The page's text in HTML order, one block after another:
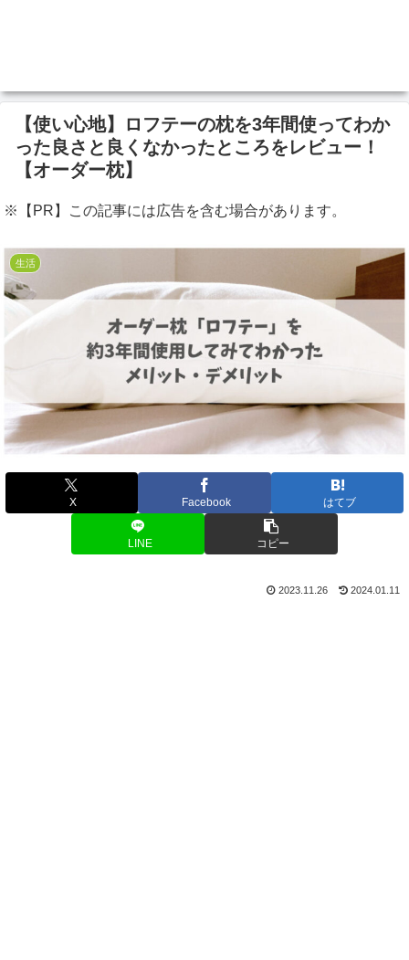
【使い心地】ロフテーの枕を3年間使ってわか
った良さと良くなかったところをレビュー！
【オーダー枕】
※【PR】この記事には広告を含む場合があります。
生活
X Facebook はてブ
LINE コピー
2023.11.26 2024.01.11